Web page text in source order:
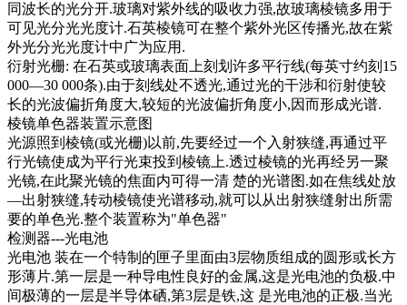
同波长的光分开.玻璃对紫外线的吸收力强,故玻璃棱镜多用于
可见光分光光度计.石英棱镜可在整个紫外光区传播光,故在紫
外光分光光度计中广为应用.
衍射光栅: 在石英或玻璃表面上刻划许多平行线(每英寸约刻15
000—30 000条).由于刻线处不透光,通过光的干涉和衍射使较
长的光波偏折角度大,较短的光波偏折角度小,因而形成光谱.
棱镜单色器装置示意图
光源照到棱镜(或光栅)以前,先要经过一个入射狭缝,再通过平
行光镜使成为平行光束投到棱镜上.透过棱镜的光再经另一聚
光镜,在此聚光镜的焦面内可得一清 楚的光谱图.如在焦线处放
—出射狭缝,转动棱镜使光谱移动,就可以从出射狭缝射出所需
要的单色光.整个装置称为"单色器"
检测器---光电池
光电池 装在一个特制的匣子里面由3层物质组成的圆形或长方
形薄片.第一层是一种导电性良好的金属,这是光电池的负极.中
间极薄的一层是半导体硒,第3层是铁,这 是光电池的正极.当光